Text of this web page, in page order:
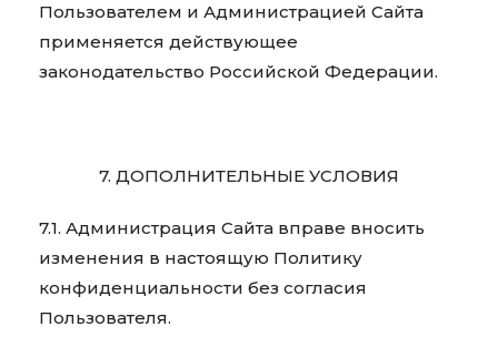
Пользователем и Администрацией Сайта
применяется действующее
законодательство Российской Федерации.
7. ДОПОЛНИТЕЛЬНЫЕ УСЛОВИЯ
7.1. Администрация Сайта вправе вносить
изменения в настоящую Политику
конфиденциальности без согласия
Пользователя.